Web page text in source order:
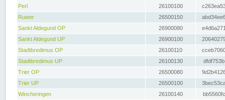
Perl
26100100
Ruwer
26500150
Sankt Aldegund OP
26900080
Sankt Aldegund UP
26900100
Stadtbredimus OP
26100110
Stadtbredimus UP
26100130
Trier OP
26500080
Trier UP
26500100
Wincheringen
26100140